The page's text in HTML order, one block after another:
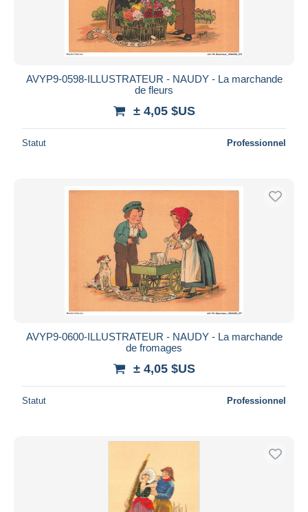
AVYP9-0598-ILLUSTRATEUR - NAUDY - La marchande
de fleurs
± 4,05 $US
Statut Professionnel
AVYP9-0600-ILLUSTRATEUR - NAUDY - La marchande
de fromages
± 4,05 $US
Statut Professionnel